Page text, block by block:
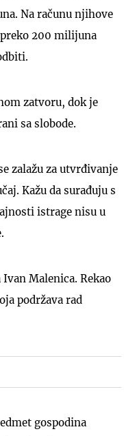
Na računu njihove
200 milijuna
zatvoru, dok je
sa slobode.
zalažu za utvrđivanje
Kažu da surađuju s
istrage nisu u
Malenica. Rekao
podržava rad
gospodina